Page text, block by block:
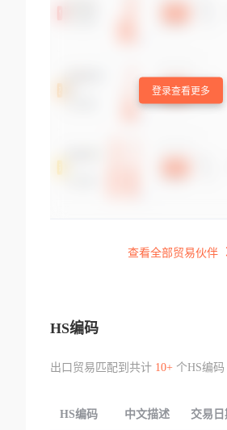
登录查看更多
查看全部贸易伙伴
HS编码
出口贸易匹配到共计 10+个HS编码
HS编码 中文描述 交易